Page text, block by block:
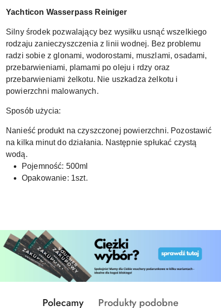
Yachticon Wasserpass Reiniger
Silny środek pozwalający bez wysiłku usnąć wszelkiego
rodzaju zanieczyszczenia z linii wodnej. Bez problemu
radzi sobie z glonami, wodorostami, muszlami, osadami,
przebarwieniami, plamami po oleju i rdzy oraz
przebarwieniami żelkotu. Nie uszkadza żelkotu i
powierzchni malowanych.
Sposób użycia:
Nanieść produkt na czyszczonej powierzchni. Pozostawić
na kilka minut do działania. Następnie spłukać czystą
wodą.
Pojemność: 500ml
Opakowanie: 1szt.
Produkty
Polecamy Produkty
Produkty podobne